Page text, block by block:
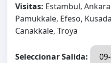
Visitas: Estambul,
Pamukkale, Efeso,
Canakkale, Troya
Seleccionar Salida: